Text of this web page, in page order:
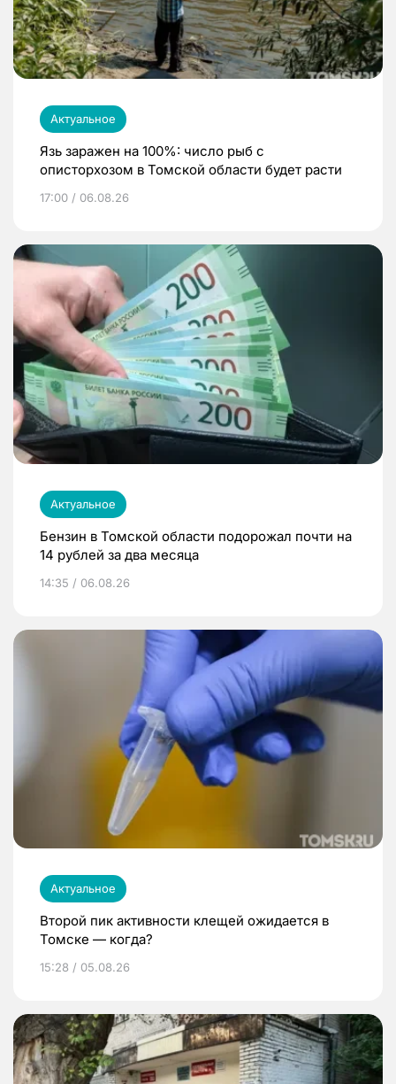
Актуальное
Язь заражен на 100%: число рыб с
описторхозом в Томской области будет расти
17:00 / 06.08.26
Актуальное
Бензин в Томской области подорожал почти на
14 рублей за два месяца
14:35 / 06.08.26
Актуальное
Второй пик активности клещей ожидается в
Томске — когда?
15:28 / 05.08.26